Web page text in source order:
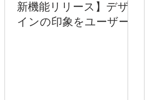
新機能リリース】デザ
インの印象をユーザー